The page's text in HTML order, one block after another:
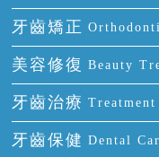
種牙
單顆牙缺失
門牙缺失
多顆牙缺失
半口缺失
牙齒矯正
隱形箍牙
前牙反頜
牙齒擁擠
美容修復 Beauty
全瓷牙
烤瓷牙
牙齒治療 Treatment
補牙
牙齒保健 Dental